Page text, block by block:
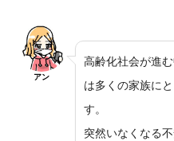
アン
高齢化社会が進
は多くの家族に
す。
突然いなくなる